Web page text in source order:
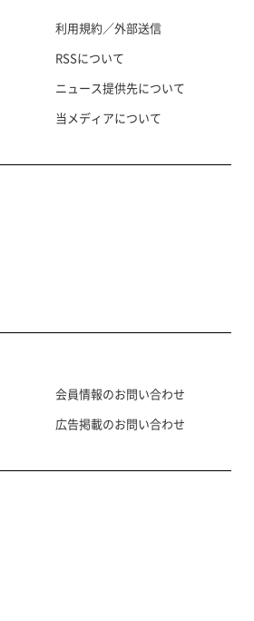
利用規約／外部送信
RSSについて
ニュース提供先について
当メディアについて
会員情報のお問い合わせ
広告掲載のお問い合わせ